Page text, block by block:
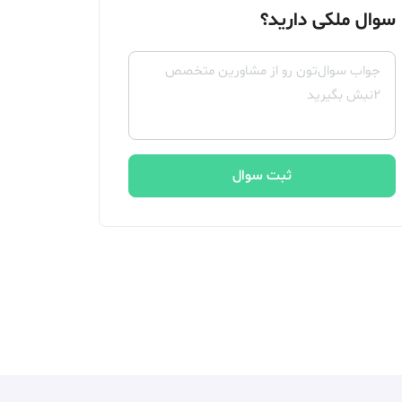
سوال ملکی دارید؟
ثبت سوال